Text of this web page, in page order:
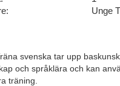
Unge
svenska tar upp
och språklära och kan
träning.